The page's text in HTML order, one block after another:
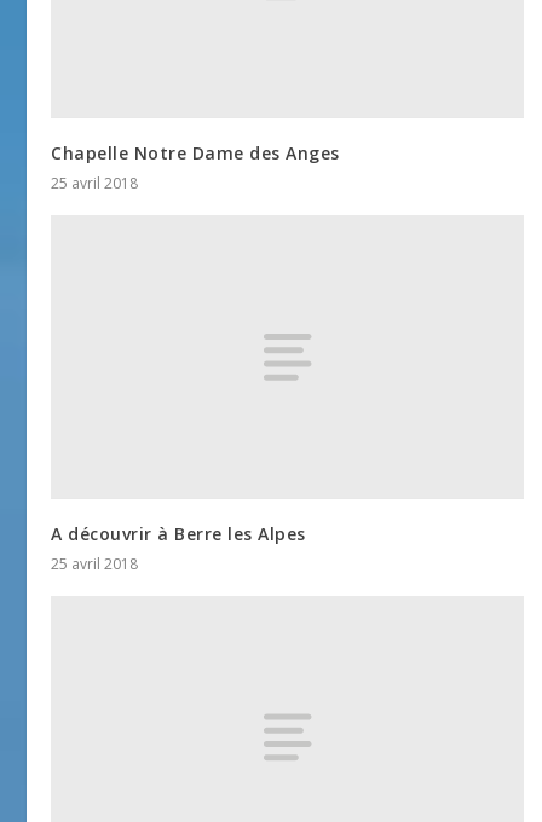
Chapelle Notre Dame des Anges
25 avril 2018
A découvrir à Berre les Alpes
25 avril 2018